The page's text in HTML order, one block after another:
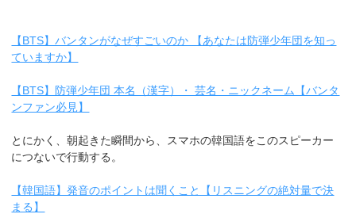
【BTS】バンタンがなぜすごいのか 【あなたは防弾少年団を知っ
ていますか】
【BTS】防弾少年団 本名（漢字）・ 芸名・ニックネーム【バンタ
ンファン必見】
とにかく、朝起きた瞬間から、スマホの韓国語をこのスピーカー
につないで行動する。
【韓国語】発音のポイントは聞くこと【リスニングの絶対量で決
まる】